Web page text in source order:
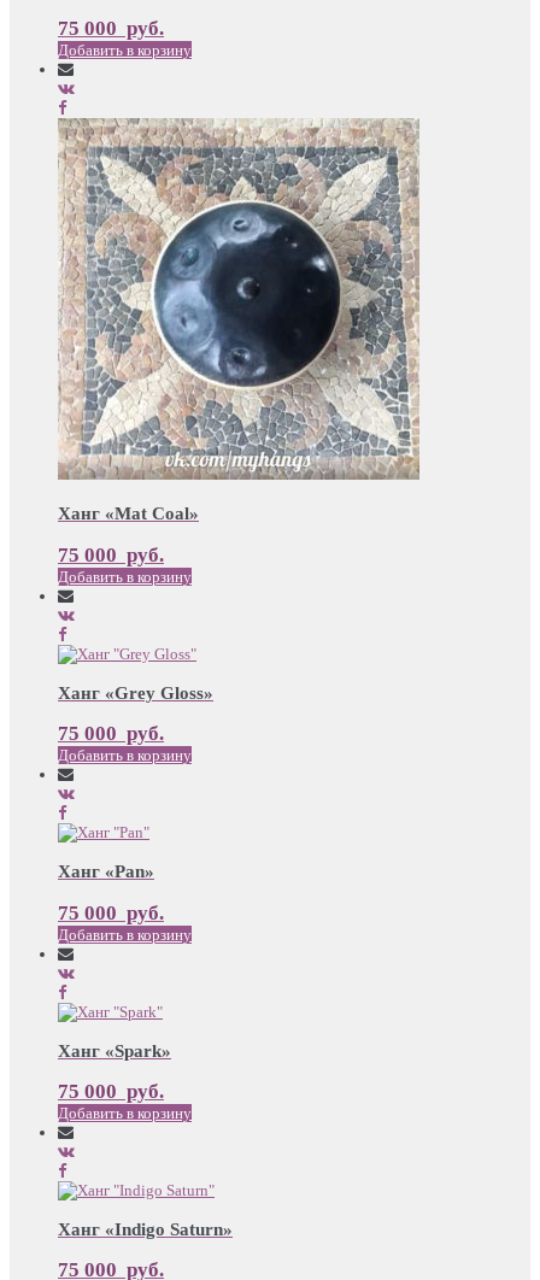
75 000 руб.
Добавить в корзину
Ханг «Mat Coal»
75 000 руб.
Добавить в корзину
Ханг «Grey Gloss»
75 000 руб.
Добавить в корзину
Ханг «Pan»
75 000 руб.
Добавить в корзину
Ханг «Spark»
75 000 руб.
Добавить в корзину
Ханг «Indigo Saturn»
75 000 руб.